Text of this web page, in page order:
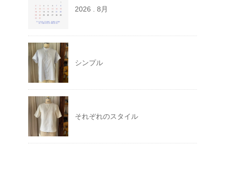
2026 . 8月
シンプル
それぞれのスタイル